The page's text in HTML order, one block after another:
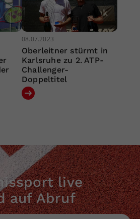
08.07.2023
Oberleitner stürmt in
Karlsruhe zu 2. ATP-
Challenger-
Doppeltitel
live
auf Abruf